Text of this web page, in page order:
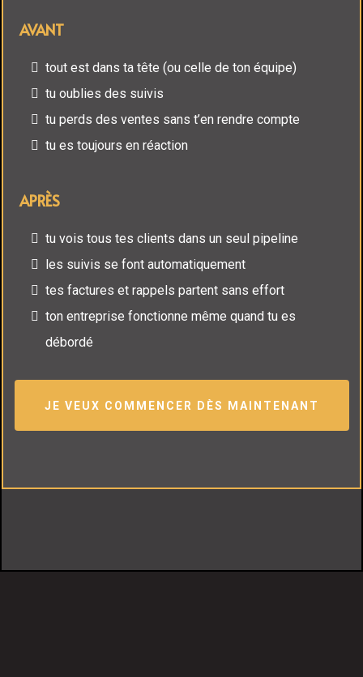
AVANT
tout est dans ta tête (ou celle de ton équipe)
tu oublies des suivis
tu perds des ventes sans t’en rendre compte
tu es toujours en réaction
APRÈS
tu vois tous tes clients dans un seul pipeline
les suivis se font automatiquement
tes factures et rappels partent sans effort
ton entreprise fonctionne même quand tu es
débordé
JE VEUX COMMENCER DÈS MAINTENANT